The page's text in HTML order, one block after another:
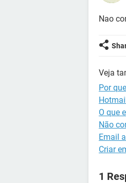
Nao
Veja
Por
O que
Não
Email
Criar
1